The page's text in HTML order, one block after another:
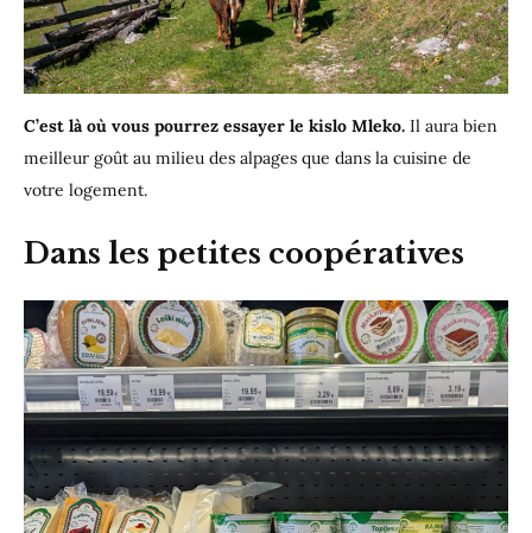
C’est là où vous pourrez essayer le kislo Mleko. Il aura bien
meilleur goût au milieu des alpages que dans la cuisine de
votre logement.
Dans les petites coopératives